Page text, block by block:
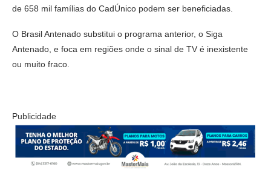
de 658 mil famílias do CadÚnico podem ser beneficiadas.
O Brasil Antenado substitui o programa anterior, o Siga
Antenado, e foca em regiões onde o sinal de TV é inexistente
ou muito fraco.
Publicidade